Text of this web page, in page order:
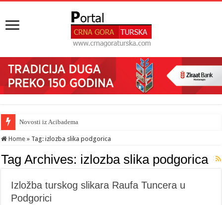
Novosti iz Acibadema
Home » Tag:izlozba slika podgorica
Tag Archives: izlozba slika podgorica
Izložba turskog slikara Raufa Tuncera u
Podgorici